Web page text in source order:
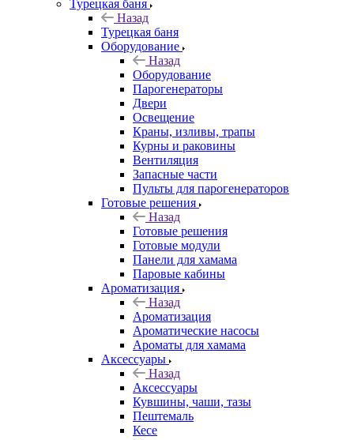
Турецкая баня
Назад
Турецкая баня
Оборудование
Назад
Оборудование
Парогенераторы
Двери
Освещение
Краны, изливы, трапы
Курны и раковины
Вентиляция
Запасные части
Пульты для парогенераторов
Готовые решения
Назад
Готовые решения
Готовые модули
Панели для хамама
Паровые кабины
Ароматизация
Назад
Ароматизация
Ароматические насосы
Ароматы для хамама
Аксессуары
Назад
Аксессуары
Кувшины, чаши, тазы
Пештемаль
Кесе